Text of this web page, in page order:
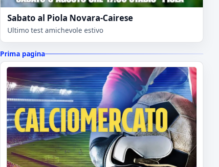
Sabato al Piola Novara-Cairese
Ultimo test amichevole estivo
Prima pagina